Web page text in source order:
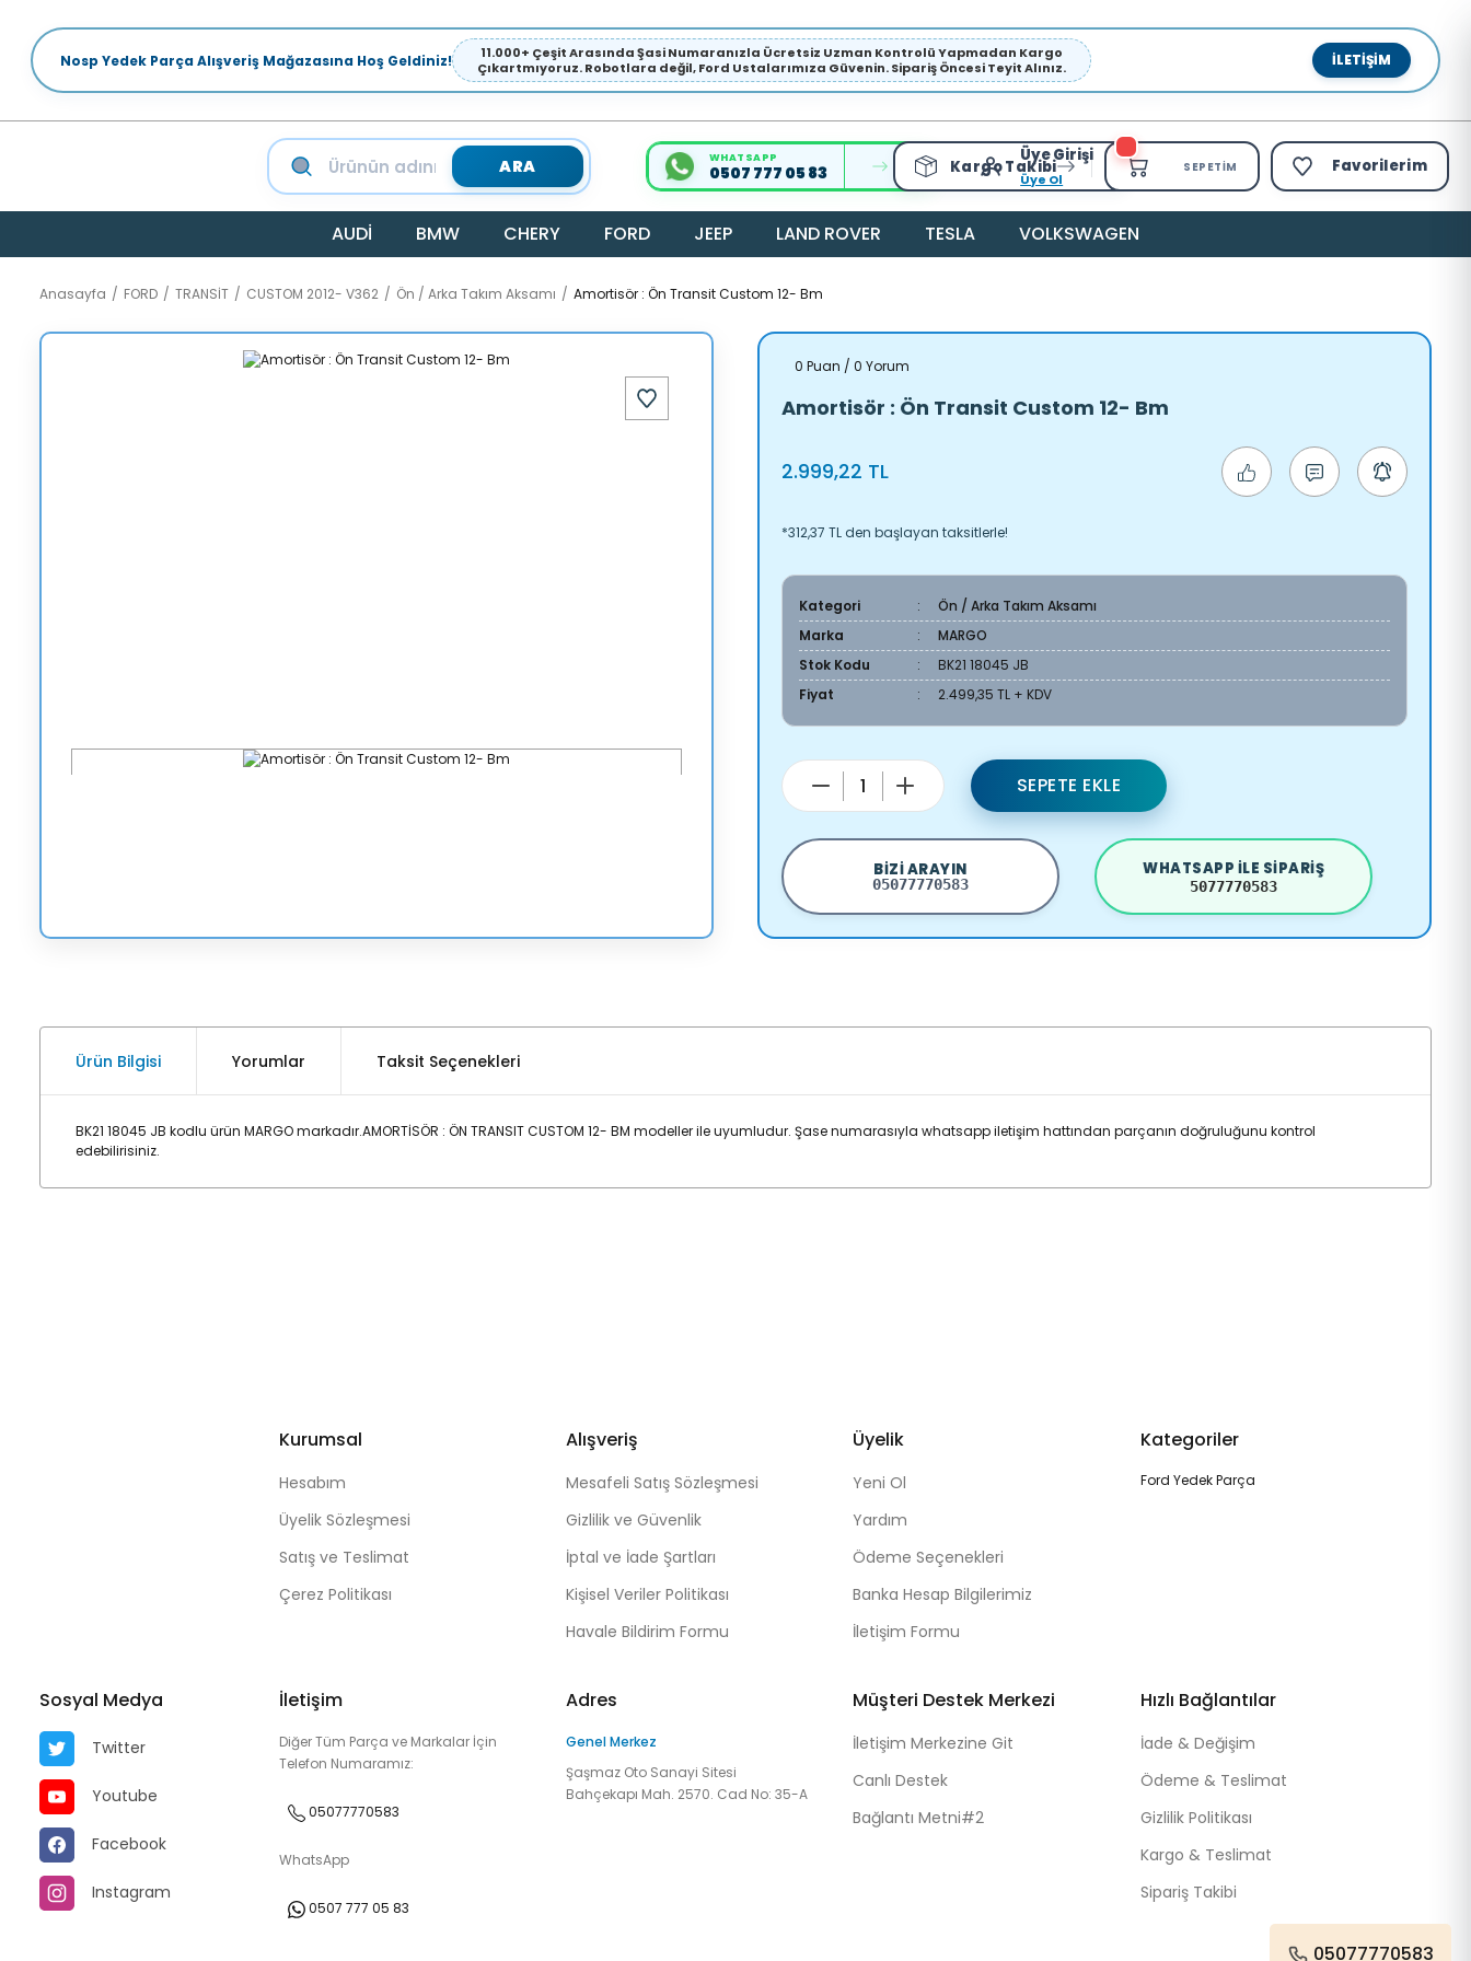
Nosp Yedek Parça Alışveriş Mağazasına Hoş Geldiniz!
11.000+ Çeşit Arasında Şasi Numaranızla Ücretsiz Uzman Kontrolü Yapmadan Kargo
Çıkartmıyoruz. Robotlara değil, Ford Ustalarımıza Güvenin. Sipariş Öncesi Teyit Alınız.
İLETIŞIM
ARA WHATSAPP
0507 777 05 83 Kargo Takibi
Üye Girişi
Üye Ol
SEPETIM Favorilerim
AUDİ BMW CHERY FORD JEEP LAND ROVER TESLA VOLKSWAGEN
Anasayfa FORD TRANSİT CUSTOM 2012- V362 Ön / Arka Takım Aksamı Amortisör : Ön Transit Custom 12- Bm
0 Puan / 0 Yorum
Amortisör : Ön Transit Custom 12- Bm
2.999,22 TL
*312,37 TL den başlayan taksitlerle!
Kategori
Ön / Arka Takım Aksamı
Marka
MARGO
Stok Kodu
BK21 18045 JB
Fiyat
2.499,35 TL + KDV
SEPETE EKLE
BIZI ARAYIN
05077770583
WHATSAPP ILE SIPARIŞ
5077770583
Ürün Bilgisi Yorumlar Taksit Seçenekleri
BK21 18045 JB kodlu ürün MARGO markadır.AMORTİSÖR : ÖN TRANSIT CUSTOM 12- BM modeller ile uyumludur. Şase numarasıyla whatsapp iletişim hattından parçanın doğruluğunu kontrol
edebilirisiniz.
Kurumsal
Hesabım
Üyelik Sözleşmesi
Satış ve Teslimat
Çerez Politikası
Alışveriş
Mesafeli Satış Sözleşmesi
Gizlilik ve Güvenlik
İptal ve İade Şartları
Kişisel Veriler Politikası
Havale Bildirim Formu
Üyelik
Yeni Ol
Yardım
Ödeme Seçenekleri
Banka Hesap Bilgilerimiz
İletişim Formu
Kategoriler
Ford Yedek Parça
Sosyal Medya
Twitter
Youtube
Facebook
Instagram
İletişim
Diğer Tüm Parça ve Markalar İçin
Telefon Numaramız:
05077770583
WhatsApp
0507 777 05 83
Adres
Genel Merkez
Şaşmaz Oto Sanayi Sitesi
Bahçekapı Mah. 2570. Cad No: 35-A
Müşteri Destek Merkezi
İletişim Merkezine Git
Canlı Destek
Bağlantı Metni#2
Hızlı Bağlantılar
İade & Değişim
Ödeme & Teslimat
Gizlilik Politikası
Kargo & Teslimat
Sipariş Takibi
05077770583